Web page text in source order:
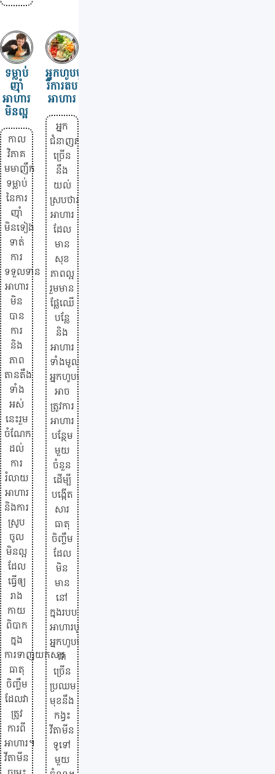
ទម្លាប់​
ញ៉ាំ​
អាហារ​
មិន​ល្អ
កាល
វិភាគ
មមាញឹក
ទម្លាប់
នៃការ
ញ៉ាំ
មិនទៀង
ទាត់
ការ
ទទួលទាន
អាហារ
មិន
បាន
ការ
និង
ភាព
តានតឹង
ទាំង
អស់
នេះរួម
ចំណែក
ដល់
ការ
រំលាយ
អាហារ
និងការ
ស្រូប
ចូល
មិនល្អ
ដែល
ធ្វើឲ្យ
រាង
កាយ
ពិបាក
ក្នុង
ការទាញយកសារ
ធាតុ
ចិញ្ចឹម
ដែលវា
ត្រូវ
ការពី
អាហារ។
វីតាមីន
អ្នកហូបបួស
រឺការតប
អាហារ
អ្នក
ជំនាញភាគ
ច្រើន
នឹង
យល់
ស្របថារបប
អាហារ
ដែល
មាន
សុខ
ភាពល្អ
រួមមាន
ផ្លែឈើ
បន្លែ
និង
អាហារ
ទាំងមូល។
អ្នកហូបបួស
អាច
ត្រូវការ
អាហារ
បន្ថែម
មួយ
ចំនួន
ដើម្បី
បង្កើត
សារ
ធាតុ
ចិញ្ចឹម
ដែល
មិន
មាន
នៅ
ក្នុងរបប
អាហារបួស។
អ្នកហូបបួស
ជា
ច្រើន
ប្រឈម
មុខនឹង
កង្វះ
វីតាមីន
ទូទៅ
មួយ